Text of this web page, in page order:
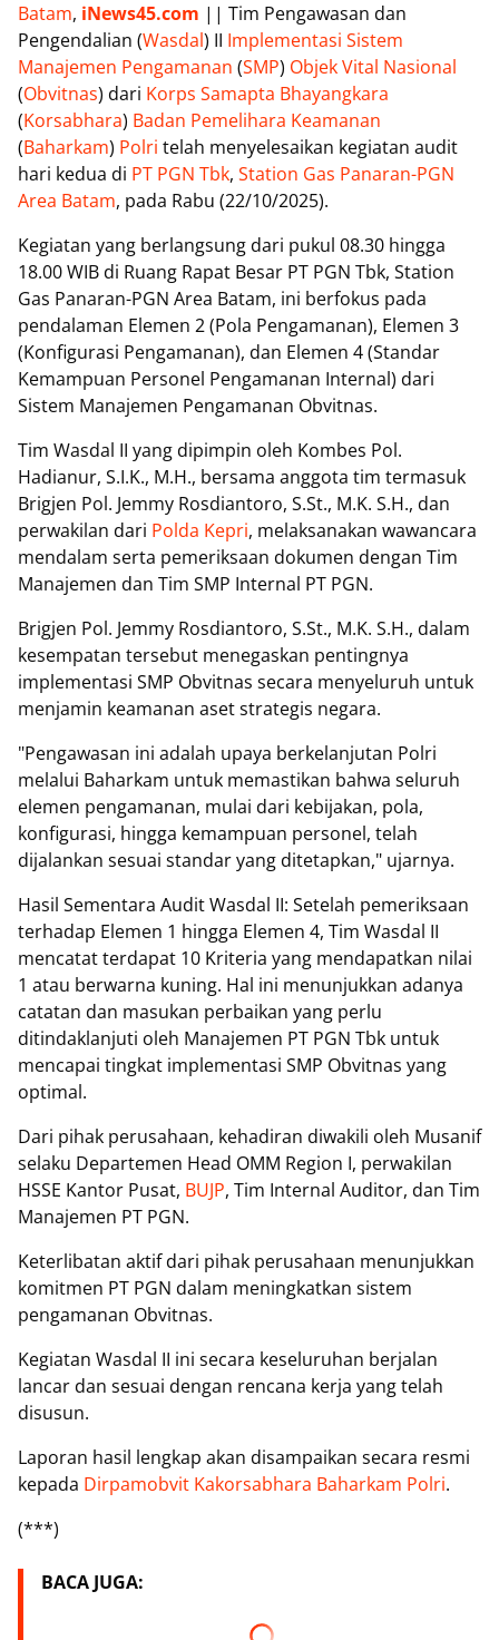
Batam, iNews45.com || Tim Pengawasan dan
Pengendalian (Wasdal) II Implementasi Sistem
Manajemen Pengamanan (SMP) Objek Vital Nasional
(Obvitnas) dari Korps Samapta Bhayangkara
(Korsabhara) Badan Pemelihara Keamanan
(Baharkam) Polri telah menyelesaikan kegiatan audit
hari kedua di PT PGN Tbk, Station Gas Panaran-PGN
Area Batam, pada Rabu (22/10/2025).
Kegiatan yang berlangsung dari pukul 08.30 hingga
18.00 WIB di Ruang Rapat Besar PT PGN Tbk, Station
Gas Panaran-PGN Area Batam, ini berfokus pada
pendalaman Elemen 2 (Pola Pengamanan), Elemen 3
(Konfigurasi Pengamanan), dan Elemen 4 (Standar
Kemampuan Personel Pengamanan Internal) dari
Sistem Manajemen Pengamanan Obvitnas.
Tim Wasdal II yang dipimpin oleh Kombes Pol.
Hadianur, S.I.K., M.H., bersama anggota tim termasuk
Brigjen Pol. Jemmy Rosdiantoro, S.St., M.K. S.H., dan
perwakilan dari Polda Kepri, melaksanakan wawancara
mendalam serta pemeriksaan dokumen dengan Tim
Manajemen dan Tim SMP Internal PT PGN.
Brigjen Pol. Jemmy Rosdiantoro, S.St., M.K. S.H., dalam
kesempatan tersebut menegaskan pentingnya
implementasi SMP Obvitnas secara menyeluruh untuk
menjamin keamanan aset strategis negara.
"Pengawasan ini adalah upaya berkelanjutan Polri
melalui Baharkam untuk memastikan bahwa seluruh
elemen pengamanan, mulai dari kebijakan, pola,
konfigurasi, hingga kemampuan personel, telah
dijalankan sesuai standar yang ditetapkan," ujarnya.
Hasil Sementara Audit Wasdal II: Setelah pemeriksaan
terhadap Elemen 1 hingga Elemen 4, Tim Wasdal II
mencatat terdapat 10 Kriteria yang mendapatkan nilai
1 atau berwarna kuning. Hal ini menunjukkan adanya
catatan dan masukan perbaikan yang perlu
ditindaklanjuti oleh Manajemen PT PGN Tbk untuk
mencapai tingkat implementasi SMP Obvitnas yang
optimal.
Dari pihak perusahaan, kehadiran diwakili oleh Musanif
selaku Departemen Head OMM Region I, perwakilan
HSSE Kantor Pusat, BUJP, Tim Internal Auditor, dan Tim
Manajemen PT PGN.
Keterlibatan aktif dari pihak perusahaan menunjukkan
komitmen PT PGN dalam meningkatkan sistem
pengamanan Obvitnas.
Kegiatan Wasdal II ini secara keseluruhan berjalan
lancar dan sesuai dengan rencana kerja yang telah
disusun.
Laporan hasil lengkap akan disampaikan secara resmi
kepada Dirpamobvit Kakorsabhara Baharkam Polri.
(***)
BACA JUGA: